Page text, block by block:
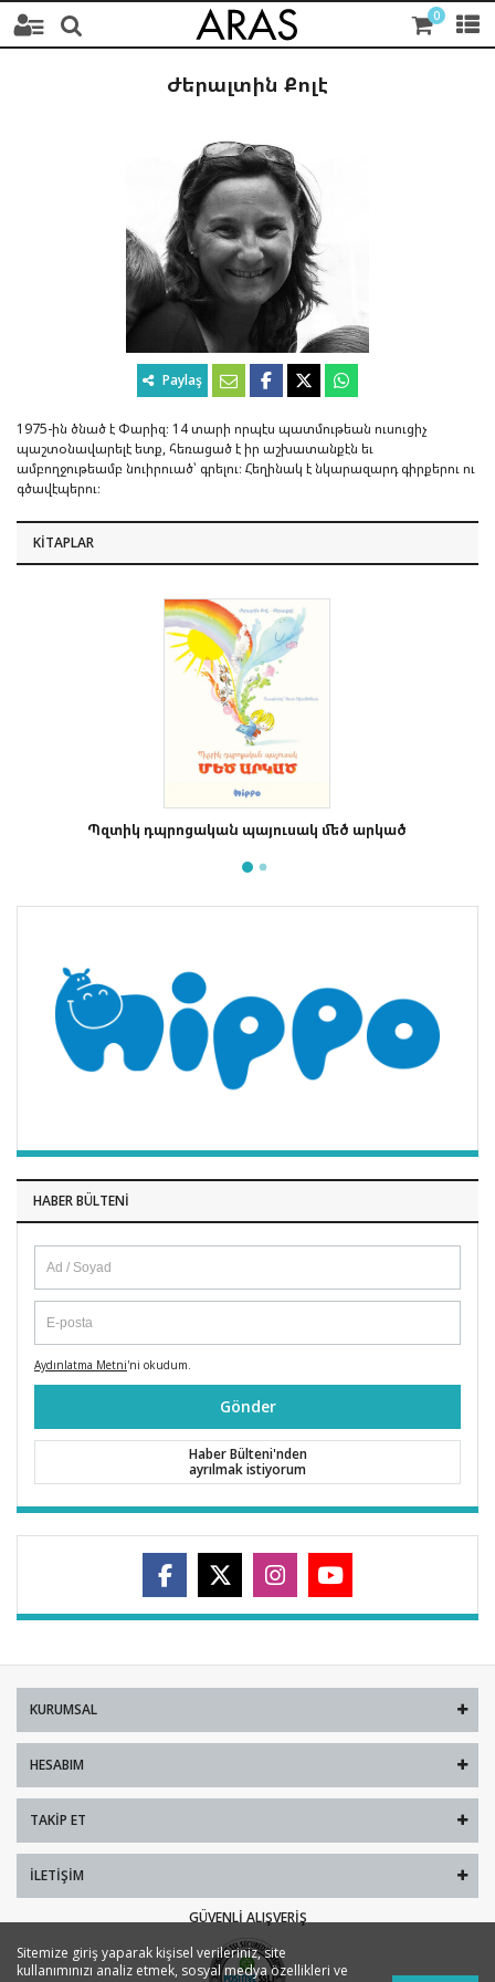
0
Ժերալտին Քոլէ
Paylaş
1975-ին ծնած է Փարիզ։ 14 տարի որպէս պատմութեան ուսուցիչ
պաշտօնավարելէ ետք, հեռացած է իր աշխատանքէն եւ
ամբողջութեամբ նուիրուած՝ գրելու։ Հեղինակ է նկարազարդ գիրքերու ու
գծավէպերու։
KITAPLAR
Պզտիկ դպրոցական պայուսակ մեծ արկած
HABER BÜLTENI
Aydınlatma Metni'ni okudum.
Gönder
Haber Bülteni'nden
ayrılmak istiyorum
KURUMSAL
HESABIM
TAKIP ET
İLETIŞIM
GÜVENLI ALIŞVERIŞ
Sitemize giriş yaparak kişisel verileriniz, site
kullanımınızı analiz etmek, sosyal medya özellikleri ve